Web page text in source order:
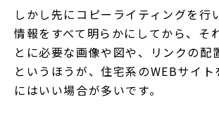
しかし先にコピーライティングを行
情報をすべて明らかにしてから、そ
とに必要な画像や図や、リンクの配
というほうが、住宅系のWEBサイト
にはいい場合が多いです。